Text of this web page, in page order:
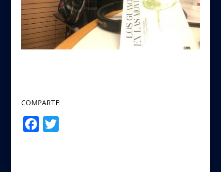
COMPARTE:
F T